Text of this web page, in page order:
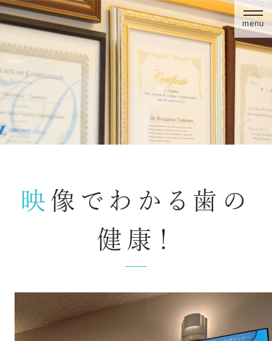
menu
映像でわかる歯の
健康！